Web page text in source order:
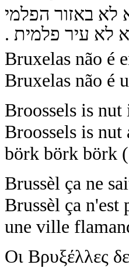
לא באזור הפלמי
לא עיר פלמית
Bruxelas não é
Bruxelas não é
Broossels is
Broossels is nut
börk börk börk
Brussèl ça ne
Brussèl ça n'est
une ville
Οι Βρυξέλλες